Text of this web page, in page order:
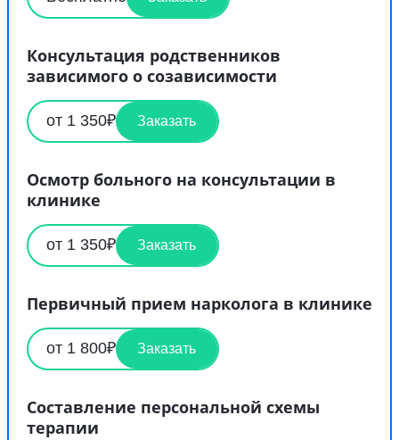
Консультация родственников
зависимого о созависимости
от 1 350₽ Заказать
Осмотр больного на консультации в
клинике
от 1 350₽ Заказать
Первичный прием нарколога в клинике
от 1 800₽ Заказать
Составление персональной схемы
терапии